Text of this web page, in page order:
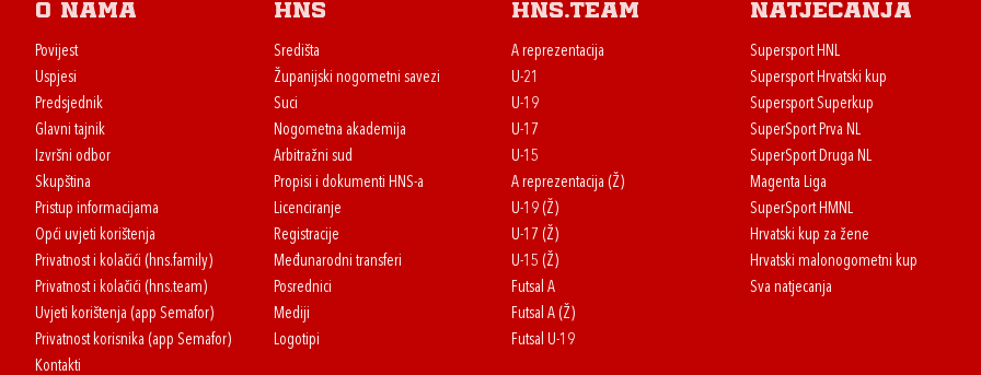
O nama
Povijest
Uspjesi
Predsjednik
Glavni tajnik
Izvršni odbor
Skupština
Pristup informacijama
Opći uvjeti korištenja
Privatnost i kolačići (hns.family)
Privatnost i kolačići (hns.team)
Uvjeti korištenja (app Semafor)
Privatnost korisnika (app Semafor)
Kontakti
HNS
Središta
Županijski nogometni savezi
Suci
Nogometna akademija
Arbitražni sud
Propisi i dokumenti HNS-a
Licenciranje
Registracije
Međunarodni transferi
Posrednici
Mediji
Logotipi
HNS.team
A reprezentacija
U-21
U-19
U-17
U-15
A reprezentacija (Ž)
U-19 (Ž)
U-17 (Ž)
U-15 (Ž)
Futsal A
Futsal A (Ž)
Futsal U-19
Natjecanja
Supersport HNL
Supersport Hrvatski kup
Supersport Superkup
SuperSport Prva NL
SuperSport Druga NL
Magenta Liga
SuperSport HMNL
Hrvatski kup za žene
Hrvatski malonogometni kup
Sva natjecanja